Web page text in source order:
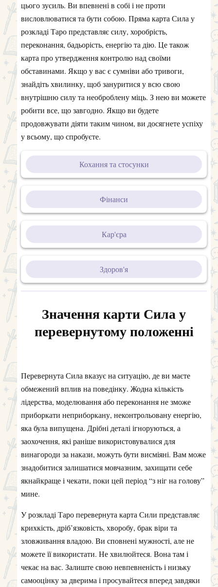
цього зусиль. Ви впевнені в собі і не проти
висловлюватися та бути собою. Пряма карта Сила у
розкладі Таро представляє силу, хоробрість,
переконання, бадьорість, енергію та дію. Це також
карта про утвердження контролю над своїми
обставинами. Якщо у вас є сумніви або тривоги,
знайдіть хвилинку, щоб зануритися у всю свою
внутрішню силу та необроблену міць. З нею ви можете
робити все, що завгодно. Якщо ви будете
продовжувати діяти таким чином, ви досягнете успіху
у всьому, що спробуєте.
Кохання та стосунки
Фінанси
Кар'єра
Здоров'я
Значення карти Сила у
перевернутому положенні
Перевернута Сила вказує на ситуацію, де ви маєте
обмежений вплив на поведінку. Жодна кількість
лідерства, моделювання або переконання не зможе
приборкати неприборкану, неконтрольовану енергію,
яка була випущена. Дрібні деталі ігноруються, а
заохочення, які раніше використовувалися для
винагороди за накази, можуть бути висміяні. Вам може
знадобитися залишатися мовчазним, захищати себе
якнайкраще і чекати, поки цей період “з ніг на голову”
мине.
У розкладі Таро перевернута карта Сили представляє
крихкість, дріб’язковість, хворобу, брак віри та
зловживання владою. Ви сповнені мужності, але не
можете її використати. Не хвилюйтеся. Вона там і
чекає на вас. Залиште свою невпевненість і низьку
самооцінку за дверима і просувайтеся вперед завдяки